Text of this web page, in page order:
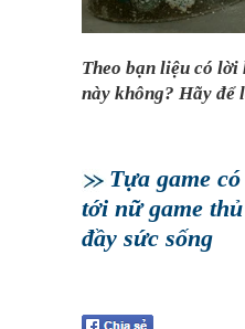
Theo bạn liệu có lời
này không? Hãy để
Tựa game
tới nữ game
đầy sức sống